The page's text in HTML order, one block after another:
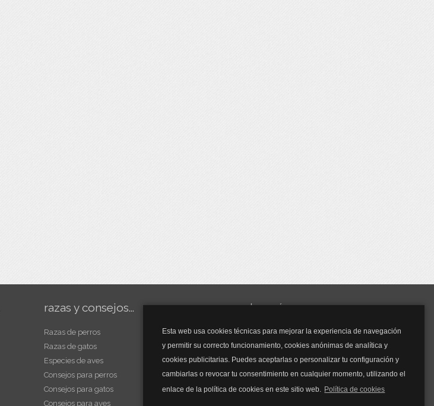
Esta web usa cookies técnicas para mejorar la experiencia de navegación
y permitir su correcto funcionamiento, cookies anónimas de analítica y
cookies publicitarias. Puedes aceptarlas o personalizar tu configuración y
cambiarlas o revocar tu consentimiento en cualquier momento, utilizando el
enlace de la política de cookies en este sitio web. Política de cookies
razas y consejos...
Razas de perros
Razas de gatos
Especies de aves
Consejos para perros
Consejos para gatos
Consejos para aves
y mucho más...
Mascarillas
Mascarillas FFP2
Mascarillas FFP3
Bolsos
Bolsos Tous